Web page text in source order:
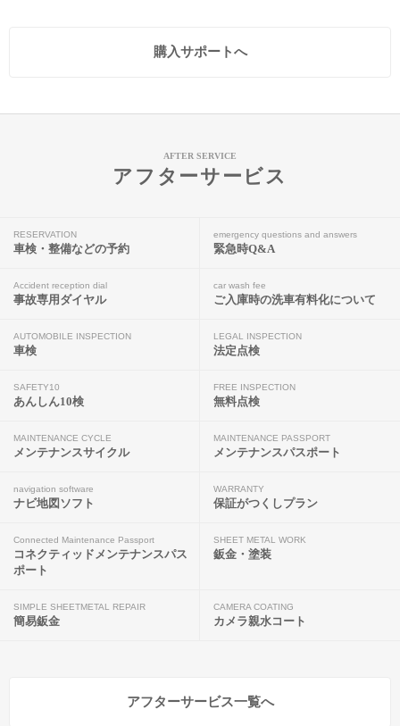
購入サポートへ
AFTER SERVICE
アフターサービス
RESERVATION
車検・整備などの予約
emergency questions and answers
緊急時Q&A
Accident reception dial
事故専用ダイヤル
car wash fee
ご入庫時の洗車有料化について
AUTOMOBILE INSPECTION
車検
LEGAL INSPECTION
法定点検
SAFETY10
あんしん10検
FREE INSPECTION
無料点検
MAINTENANCE CYCLE
メンテナンスサイクル
MAINTENANCE PASSPORT
メンテナンスパスポート
navigation software
ナビ地図ソフト
WARRANTY
保証がつくしプラン
Connected Maintenance Passport
コネクティッドメンテナンスパス
ポート
SHEET METAL WORK
鈑金・塗装
SIMPLE SHEETMETAL REPAIR
簡易鈑金
CAMERA COATING
カメラ親水コート
アフターサービス一覧へ